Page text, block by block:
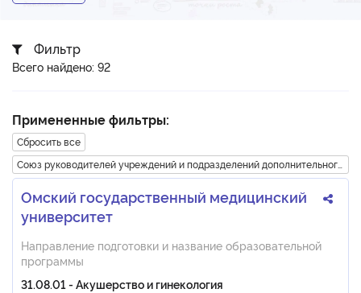
Фильтр
Всего найдено: 92
Примененные фильтры:
Сбросить все
Союз руководителей учреждений и подразделений дополнительного
Омский государственный медицинский
университет
Направление подготовки и название образовательной
программы
31.08.01 - Акушерство и гинекология